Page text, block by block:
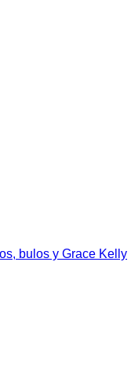
bulos y Grace Kelly